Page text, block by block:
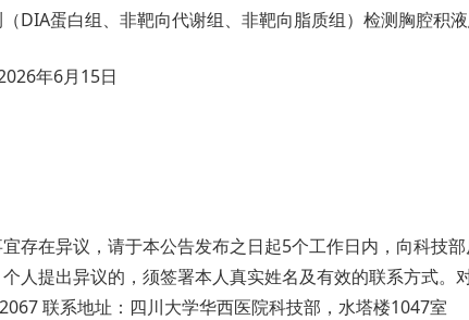
DIA蛋白组、非靶向代谢组、非靶向脂质组）检测胸腔积
年6月15日
存在异议，请于本公告发布之日起5个工作日内，向科技
人提出异议的，须签署本人真实姓名及有效的联系方式
联系地址：四川大学华西医院科技部，水塔楼1047室